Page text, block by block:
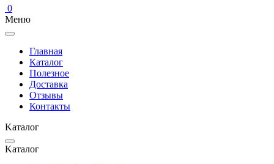
0
Меню
Главная
Каталог
Полезное
Доставка
Отзывы
Контакты
Kаталог
Kаталог